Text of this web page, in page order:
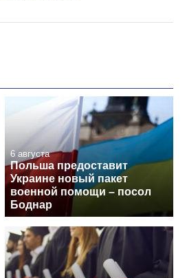
6 августа
Польша предоставит
Украине новый пакет
военной помощи – посол
Боднар